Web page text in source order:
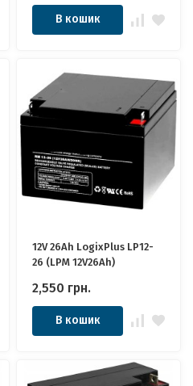
Інвертора, ДБЖ, Панелей
Сонячних
В кошик
12V 26Ah LogixPlus LP12-
26 (LPM 12V26Ah)
2,550 грн.
В кошик